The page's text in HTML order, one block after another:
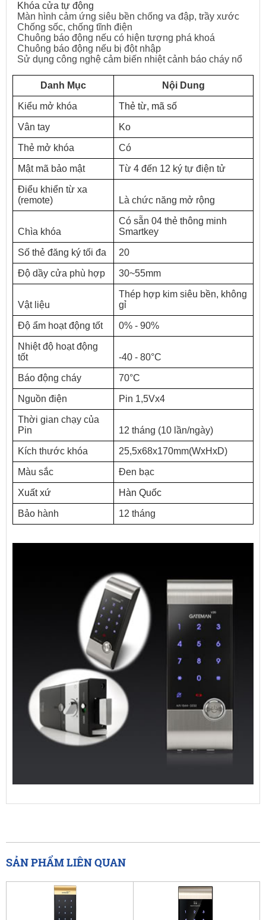
Khóa cửa tự động
Màn hình cảm ứng siêu bền chống va đập, trầy xước
Chống sốc, chống tĩnh điện
Chuông báo động nếu có hiện tượng phá khoá
Chuông báo động nếu bị đột nhập
Sử dụng công nghệ cảm biến nhiệt cảnh báo cháy nổ
Danh Mục Nội Dung
Kiểu mở khóa Thẻ từ, mã số
Vân tay Ko
Thẻ mở khóa Có
Mật mã bảo mật Từ 4 đến 12 ký tự điện tử
Điểu khiển từ xa
(remote)
Là chức năng mở rộng
Chìa khóa
Có sẵn 04 thẻ thông minh
Smartkey
Số thẻ đăng ký tối đa 20
Độ dầy cửa phù hợp 30~55mm
Vật liệu
Thép hợp kim siêu bền, không
gỉ
Độ ẩm hoạt động tốt 0% - 90%
Nhiệt độ hoạt động
tốt
-40 - 80°C
Báo động cháy 70°C
Nguồn điện Pin 1,5Vx4
Thời gian chạy của
Pin
12 tháng (10 lần/ngày)
Kích thước khóa 25,5x68x170mm(WxHxD)
Màu sắc Đen bạc
Xuất xứ Hàn Quốc
Bảo hành 12 tháng
SẢN PHẨM LIÊN QUAN